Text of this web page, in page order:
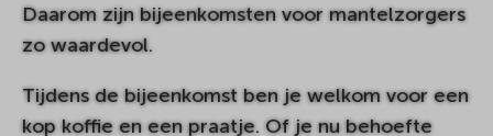
Daarom zijn bijeenkomsten voor mantelzorgers
zo waardevol.
Tijdens de bijeenkomst ben je welkom voor een
kop koffie en een praatje. Of je nu behoefte